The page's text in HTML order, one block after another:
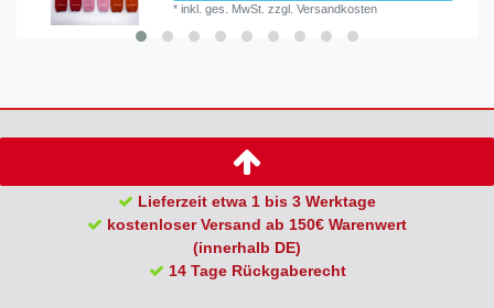
*inkl. ges. MwSt. zzgl.Versandkosten
Lieferzeit etwa 1 bis 3 Werktage
kostenloser Versand ab 150€ Warenwert
(innerhalb DE)
14 Tage Rückgaberecht